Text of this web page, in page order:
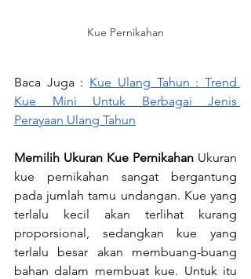
Kue Pernikahan
Baca Juga : Kue Ulang Tahun : Trend
Kue Mini Untuk Berbagai Jenis
Perayaan Ulang Tahun
Memilih Ukuran Kue Pernikahan Ukuran
kue pernikahan sangat bergantung
pada jumlah tamu undangan. Kue yang
terlalu kecil akan terlihat kurang
proporsional, sedangkan kue yang
terlalu besar akan membuang-buang
bahan dalam membuat kue. Untuk itu